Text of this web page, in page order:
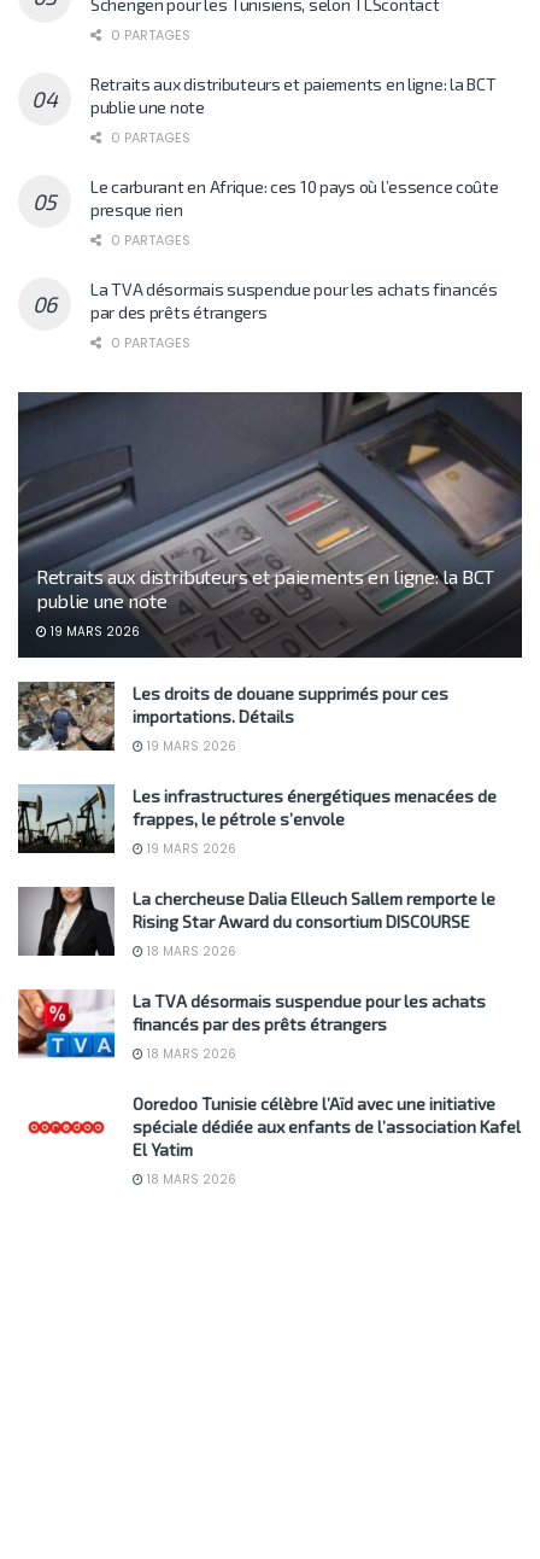
Schengen pour les Tunisiens, selon TLScontact
0 PARTAGES
Retraits aux distributeurs et paiements en ligne: la BCT
publie une note
0 PARTAGES
Le carburant en Afrique: ces 10 pays où l’essence coûte
presque rien
0 PARTAGES
La TVA désormais suspendue pour les achats financés
par des prêts étrangers
0 PARTAGES
Retraits aux distributeurs et paiements en ligne: la BCT
publie une note
19 MARS 2026
Les droits de douane supprimés pour ces
importations. Détails
19 MARS 2026
Les infrastructures énergétiques menacées de
frappes, le pétrole s’envole
19 MARS 2026
La chercheuse Dalia Elleuch Sallem remporte le
Rising Star Award du consortium DISCOURSE
18 MARS 2026
La TVA désormais suspendue pour les achats
financés par des prêts étrangers
18 MARS 2026
Ooredoo Tunisie célèbre l’Aïd avec une initiative
spéciale dédiée aux enfants de l’association Kafel
El Yatim
18 MARS 2026